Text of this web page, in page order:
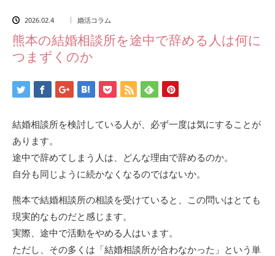
2026.02.4 婚活コラム
熊本の結婚相談所を途中で辞める人は何に
つまずくのか
結婚相談所を検討している人が、必ず一度は気にすることが
あります。
途中で辞めてしまう人は、どんな理由で辞めるのか。
自分も同じように続かなくなるのではないか。
熊本で結婚相談所の相談を受けていると、この問いはとても
現実的なものだと感じます。
実際、途中で活動をやめる人はいます。
ただし、その多くは「結婚相談所が合わなかった」という単